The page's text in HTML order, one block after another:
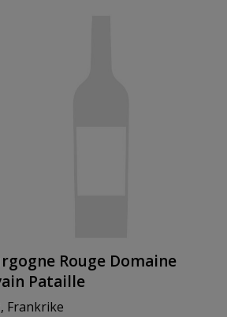
Rouge Domaine
Pataille
Frankrike